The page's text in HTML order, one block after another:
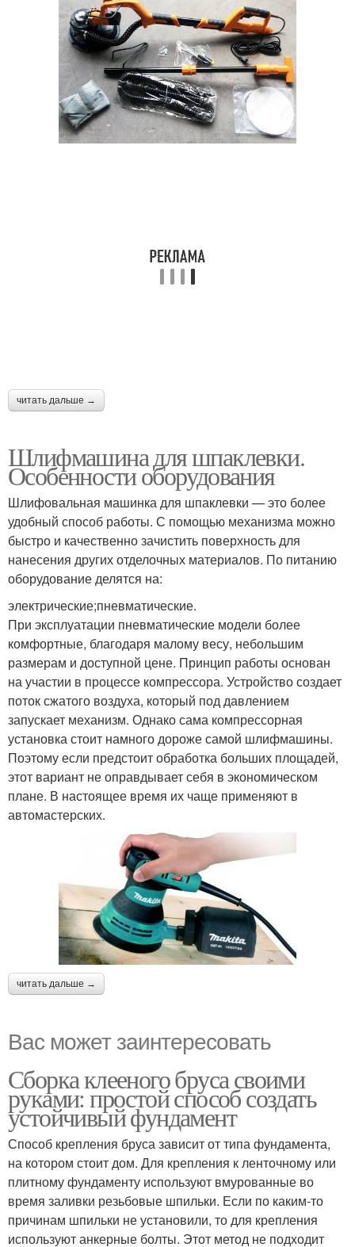
читать дальше →
Шлифмашина для шпаклевки.
Особенности оборудования
Шлифовальная машинка для шпаклевки — это более
удобный способ работы. С помощью механизма можно
быстро и качественно зачистить поверхность для
нанесения других отделочных материалов. По питанию
оборудование делятся на:
электрические;пневматические.
При эксплуатации пневматические модели более
комфортные, благодаря малому весу, небольшим
размерам и доступной цене. Принцип работы основан
на участии в процессе компрессора. Устройство создает
поток сжатого воздуха, который под давлением
запускает механизм. Однако сама компрессорная
установка стоит намного дороже самой шлифмашины.
Поэтому если предстоит обработка больших площадей,
этот вариант не оправдывает себя в экономическом
плане. В настоящее время их чаще применяют в
автомастерских.
читать дальше →
Вас может заинтересовать
Сборка клееного бруса своими
руками: простой способ создать
устойчивый фундамент
Способ крепления бруса зависит от типа фундамента,
на котором стоит дом. Для крепления к ленточному или
плитному фундаменту используют вмурованные во
время заливки резьбовые шпильки. Если по каким-то
причинам шпильки не установили, то для крепления
используют анкерные болты. Этот метод не подходит